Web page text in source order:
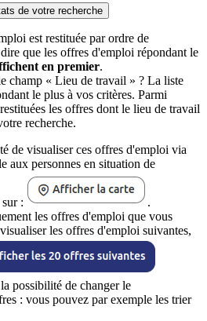
de votre recherche
est restituée par ordre de
que les offres d'emploi répondant le
en premier.
champ « Lieu de travail » ? La liste
le plus à vos critères. Parmi
les offres dont le lieu de travail
recherche.
de visualiser ces offres d'emploi via
aux personnes en situation de
:
.
les offres d'emploi que vous
les offres d'emploi suivantes,
possibilité de changer le
: vous pouvez par exemple les trier